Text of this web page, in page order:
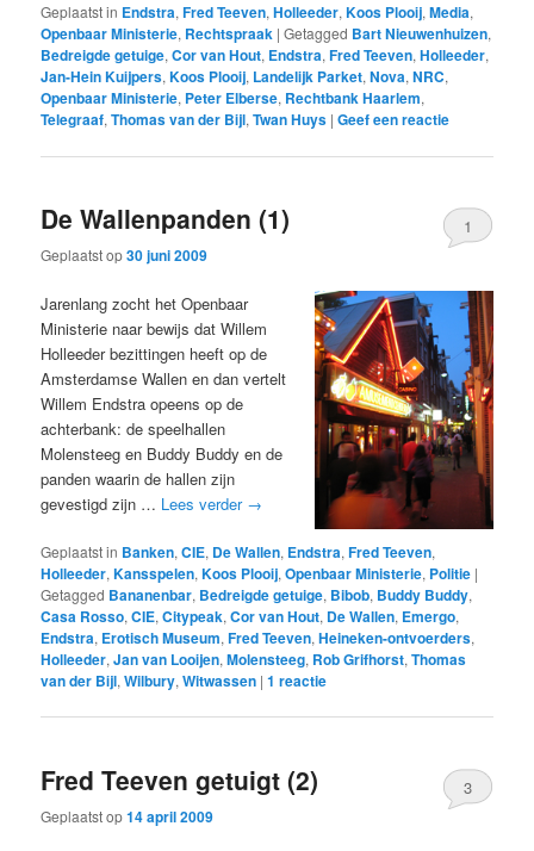
Geplaatst in Endstra,Fred Teeven,Holleeder,Koos Plooij,Media,
Openbaar Ministerie, Rechtspraak |Getagged Bart Nieuwenhuizen,
Bedreigde getuige,Cor van Hout, Endstra,Fred Teeven,Holleeder,
Jan-Hein Kuijpers,Koos Plooij, Landelijk Parket,Nova,NRC,
Openbaar Ministerie, Peter Elberse, Rechtbank Haarlem,
Telegraaf,Thomas van der Bijl,Twan Huys |Geef een reactie
De Wallenpanden (1)
Geplaatst op30 juni 2009
1
Jarenlang zocht het Openbaar
Ministerie naar bewijs dat Willem
Holleeder bezittingen heeft op de
Amsterdamse Wallen en dan vertelt
Willem Endstra opeens op de
achterbank: de speelhallen
Molensteeg en Buddy Buddy en de
panden waarin de hallen zijn
gevestigd zijn … Lees verder →
Geplaatst in Banken,CIE, De Wallen, Endstra,Fred Teeven,
Holleeder,Kansspelen,Koos Plooij,Openbaar Ministerie, Politie |
Getagged Bananenbar, Bedreigde getuige, Bibob, Buddy Buddy,
Casa Rosso,CIE,Citypeak,Cor van Hout, De Wallen, Emergo,
Endstra, Erotisch Museum,Fred Teeven,Heineken-ontvoerders,
Holleeder,Jan van Looijen,Molensteeg, Rob Grifhorst,Thomas
van der Bijl,Wilbury,Witwassen |1 reactie
Fred Teeven getuigt (2)
Geplaatst op14 april 2009
3